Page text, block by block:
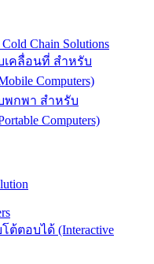
Chain Solutions
คลื่อนที่ สำหรับ
Computers)
พกพา สำหรับ
Computers)
ตอบได้ (Interactive